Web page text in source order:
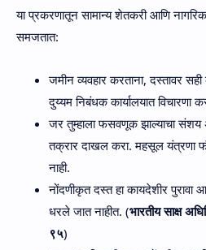
या प्रकरणातून सामान्य शेतकरी आणि
समजतात:
जमीन व्यवहार करताना, दस्तावर सही
दुय्यम निबंधक कार्यालयात विचारणा
जर तुम्हाला फसवणूक झाल्याचा
तक्रार दाखल करा. महसूल यंत्रणा
नाही.
नोंदणीकृत दस्त हा कायदेशीर पुरावा
धरले जात नाहीत. (भारतीय साक्ष
९५)